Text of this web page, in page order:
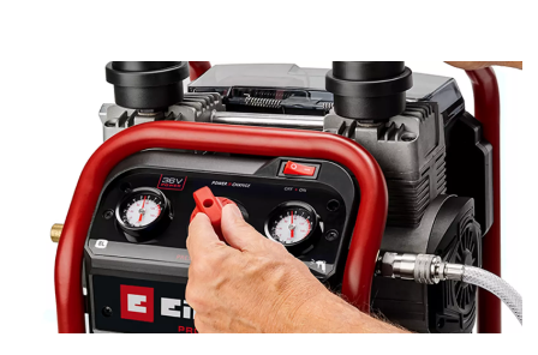
Abbiamo bisogno del vostro permesso
per caricare Google Maps!
This content is not permitted to load due
to trackers that are not disclosed to the
visitor. The website owner needs to setup